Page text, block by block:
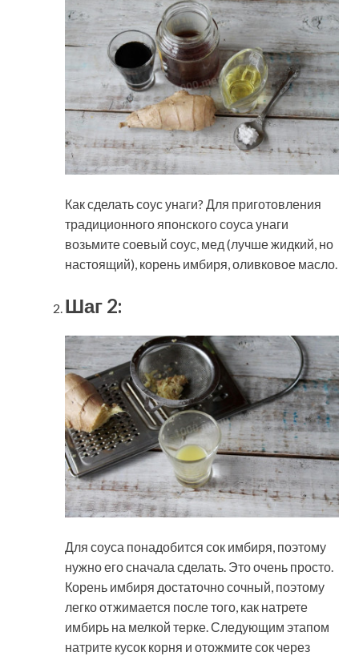
Как сделать соус унаги? Для приготовления
традиционного японского соуса унаги
возьмите соевый соус, мед (лучше жидкий, но
настоящий), корень имбиря, оливковое масло.
Шаг 2:
Для соуса понадобится сок имбиря, поэтому
нужно его сначала сделать. Это очень просто.
Корень имбиря достаточно сочный, поэтому
легко отжимается после того, как натрете
имбирь на мелкой терке. Следующим этапом
натрите кусок корня и отожмите сок через